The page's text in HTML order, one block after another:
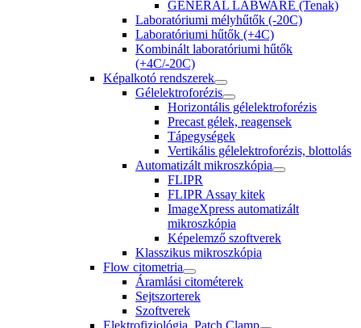
GENERAL LABWARE (Tenak)
Laboratóriumi mélyhűtők (-20C)
Laboratóriumi hűtők (+4C)
Kombinált laboratóriumi hűtők
(+4C/-20C)
Képalkotó rendszerek
Gélelektroforézis
Horizontális gélelektroforézis
Precast gélek, reagensek
Tápegységek
Vertikális gélelektroforézis, blottolás
Automatizált mikroszkópia
FLIPR
FLIPR Assay kitek
ImageXpress automatizált
mikroszkópia
Képelemző szoftverek
Klasszikus mikroszkópia
Flow citometria
Áramlási citométerek
Sejtszorterek
Szoftverek
Elektrofiziológia, Patch Clamp